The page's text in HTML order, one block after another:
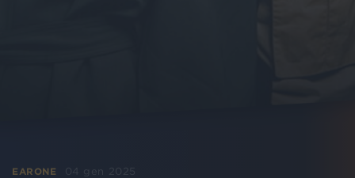
EARONE 04 gen 2025